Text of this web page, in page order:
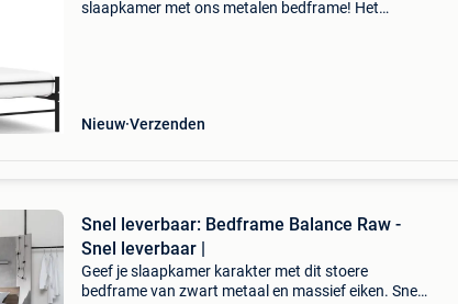
slaapkamer met ons metalen bedframe! Het
Nieuw Verzenden
Snel leverbaar: Bedframe Balance Raw -
Snel leverbaar |
Geef je slaapkamer karakter met dit stoere
bedframe van zwart metaal en massief eiken. Snel